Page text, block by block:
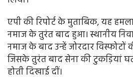
एपी की रिपोर्ट के मुताबिक, यह
नमाज के तुरंत बाद हुआ। स्थानीय
नमाज के बाद उन्हें जोरदार
जिसके तुरंत बाद सेना की टुकड़ियां
होती दिखाई दीं।